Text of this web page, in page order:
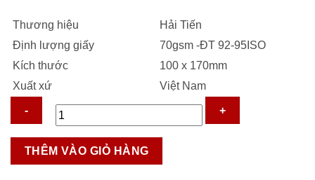
Thương hiệu
Hải Tiến
Định lượng giấy
70gsm -ĐT 92-95ISO
Kích thước
100 x 170mm
Xuất xứ
Việt Nam
THÊM VÀO GIỎ HÀNG